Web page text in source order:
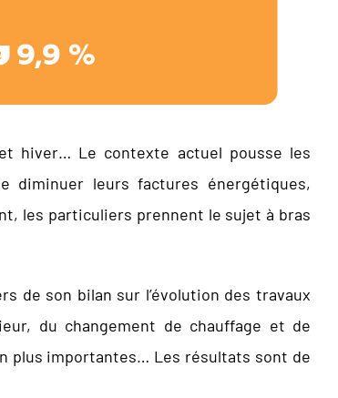
hiver… Le contexte actuel pousse les
diminuer leurs factures énergétiques,
les particuliers prennent le sujet à bras
de son bilan sur l’évolution des travaux
du changement de chauffage et de
plus importantes… Les résultats sont de